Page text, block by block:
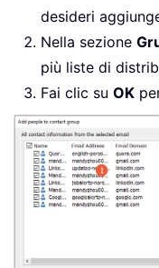
desideri
Nella sezione
più liste di
Fai clic su OK